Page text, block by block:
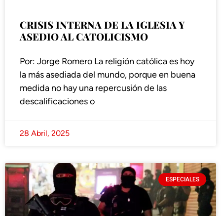
CRISIS INTERNA DE LA IGLESIA Y
ASEDIO AL CATOLICISMO
Por: Jorge Romero La religión católica es hoy
la más asediada del mundo, porque en buena
medida no hay una repercusión de las
descalificaciones o
28 Abril, 2025
ESPECIALES